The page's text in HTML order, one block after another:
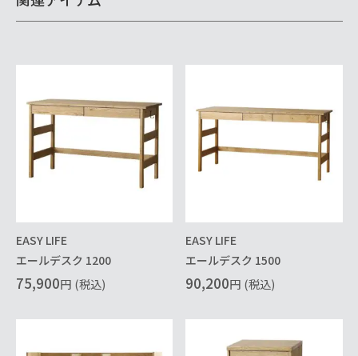
EASY LIFE
エールデスク 1200
75,900円 (税込)
EASY LIFE
エールデスク 1500
90,200円 (税込)